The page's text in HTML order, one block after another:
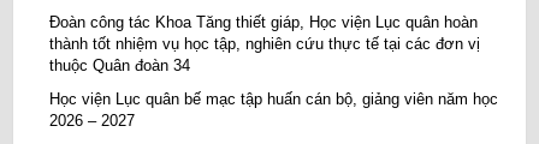
Đoàn công tác Khoa Tăng thiết giáp, Học viện Lục quân hoàn
thành tốt nhiệm vụ học tập, nghiên cứu thực tế tại các đơn vị
thuộc Quân đoàn 34
Học viện Lục quân bế mạc tập huấn cán bộ, giảng viên năm học
2026 – 2027